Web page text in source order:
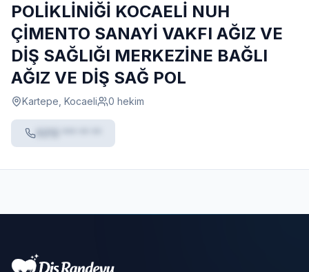
POLİKLİNİĞİ KOCAELİ NUH
ÇİMENTO SANAYİ VAKFI AĞIZ VE
DİŞ SAĞLIĞI MERKEZİNE BAĞLI
AĞIZ VE DİŞ SAĞ POL
Kartepe, Kocaeli 0 hekim